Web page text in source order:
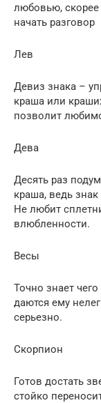
любовью, скорее
начать разговор
Лев
Девиз знака –
краша или
позволит
Дева
Десять раз
краша, ведь
Не любит
влюбленности.
Весы
Точно знает
даются ему
серьезно.
Скорпион
Готов достать
стойко